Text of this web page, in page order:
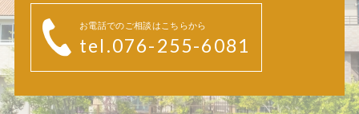
お電話でのご相談はこちらから
tel.076-255-6081